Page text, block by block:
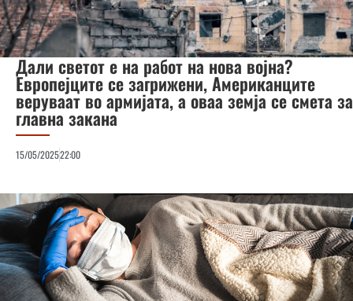
Дали светот е на работ на нова војна?
Европејците се загрижени, Американците
веруваат во армијата, а оваа земја се смета за
главна закана
15/05/202522:00